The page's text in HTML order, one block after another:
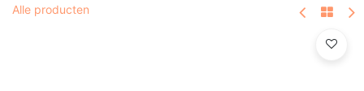
Alle producten